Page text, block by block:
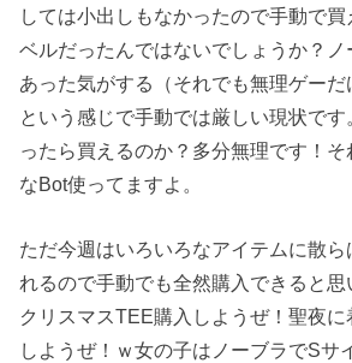
しては小出しもなかったので手動で
ベルだったんではないでしょうか？
あった気がする（それでも無理ゲーだ
という感じで手動では厳しい現状で
ったら買えるのか？多分無理です！
なBot使ってますよ。
ただ今週はいろいろなアイテムに散ら
れるので手動でも全然購入できると
クリスマスTEE購入しようぜ！聖夜に
しようぜ！ｗ女の子はノーブラでSサ